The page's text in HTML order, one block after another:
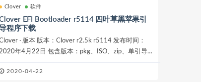
Clover 软件
EFI Bootloader r5114 四叶草黑苹果引
程序下载
· 版本 版本：Clover r2.5k r5114 发布时间：
年4月22日 包含版本：pkg、ISO、zip、单引导
2020-04-22